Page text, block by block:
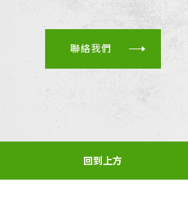
聯絡我們
回到上方